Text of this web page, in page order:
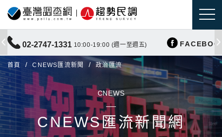
02-2747-1331 10:00-19:00 (週一至週五)
首頁 CNEWS匯流新聞 政治匯流
CNEWS
CNEWS匯流新聞網